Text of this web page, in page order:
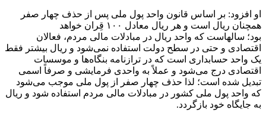
او افزود: بر اساس قانون واحد پول ملی پس از حذف چهار صفر
همچنان ریال است و هر ریال معادل ۱۰۰ قِران خواهد
بود؛ سالهاست که واحد ریال در مبادلات مالی مردم، فعالان
اقتصادی و حتی در سطح دولت استفاده نمی‌شود و ریال بیشتر فقط
یک واحد حسابداری است که در ترازنامه بنگاه‌ها و موسسات
اقتصادی درج می‌شود و عملاً به واحدی فرمایشی و صرفاً اسمی
تبدیل شده است؛ لذا حذف چهار صفر از پول ملی موجب می‌شود
که واحد پول ملی کشور در مبادلات مالی مردم استفاده شود و ریال
به جایگاه خود بازگردد.